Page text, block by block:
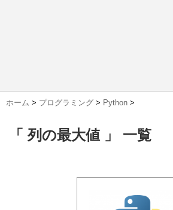
ホーム > プログラミング > Python >
「 列の最大値 」 一覧